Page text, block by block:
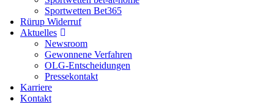
Sportwetten Bet365
Rürup Widerruf
Aktuelles
Newsroom
Gewonnene Verfahren
OLG-Entscheidungen
Pressekontakt
Karriere
Kontakt